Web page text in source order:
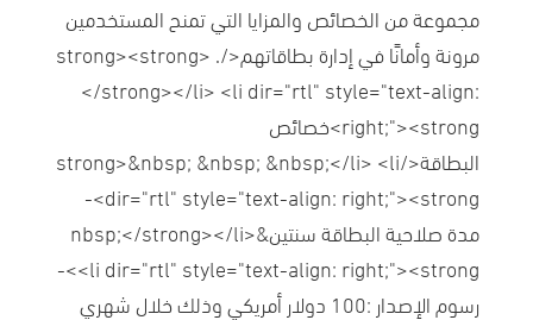
مجموعة من الخصائص والمزايا التي تمنح المستخدمين
مرونة وأمانًا في إدارة بطاقاتهم</strong><strong> .
</strong></li> <li dir="rtl" style="text-align:
right;"><strong>خصائص
البطاقة</strong>&nbsp; &nbsp; &nbsp;</li> <li
dir="rtl" style="text-align: right;"><strong>-
مدة صلاحية البطاقة سنتين&nbsp;</strong></li>
<li dir="rtl" style="text-align: right;"><strong>-
رسوم الإصدار :100 دولار أمريكي وذلك خلال شهري